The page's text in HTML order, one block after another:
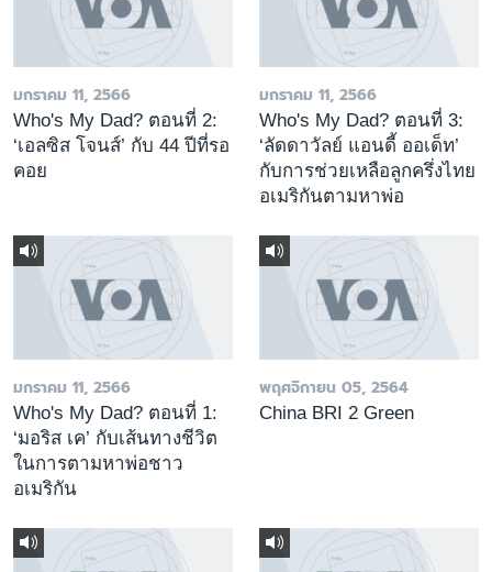
มกราคม 11, 2566
Who's My Dad? ตอนที่ 2:
‘เอลซิส โจนส์’ กับ 44 ปีที่รอ
คอย
มกราคม 11, 2566
Who's My Dad? ตอนที่ 3:
‘ลัดดาวัลย์ แอนดี้ ออเด็ท’
กับการช่วยเหลือลูกครึ่งไทย
อเมริกันตามหาพ่อ
มกราคม 11, 2566
Who's My Dad? ตอนที่ 1:
‘มอริส เค’ กับเส้นทางชีวิต
ในการตามหาพ่อชาว
อเมริกัน
พฤศจิกายน 05, 2564
China BRI 2 Green